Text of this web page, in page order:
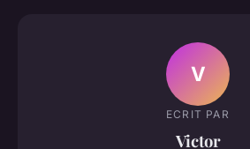
V
ECRIT PAR
Victor